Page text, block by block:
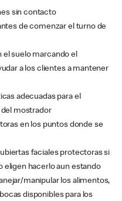
sin contacto
de comenzar el turno de
el suelo marcando el
a los clientes a mantener
adecuadas para el
mostrador
en los puntos donde se
faciales protectoras si
eligen hacerlo aun estando
manipular los alimentos,
disponibles para los